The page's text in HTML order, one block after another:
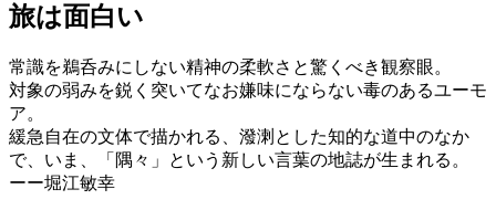
旅は面白い
常識を鵜呑みにしない精神の柔軟さと驚くべき観察眼。
対象の弱みを鋭く突いてなお嫌味にならない毒のあるユーモ
ア。
緩急自在の文体で描かれる、潑溂とした知的な道中のなか
で、いま、「隅々」という新しい言葉の地誌が生まれる。
ーー堀江敏幸